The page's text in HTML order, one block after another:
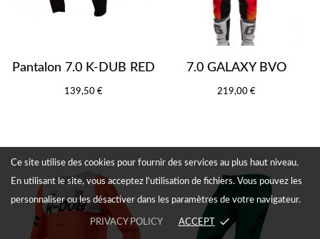
Pantalon 7.0 K-DUB RED
139,50 €
7.0 GALAXY BVO
219,00 €
Ce site utilise des cookies pour fournir des services au plus haut niveau.
En utilisant le site, vous acceptez l'utilisation de fichiers. Vous pouvez les
personnaliser ou les désactiver dans les paramètres de votre navigateur.
PRIVACY POLICY ACCEPT done